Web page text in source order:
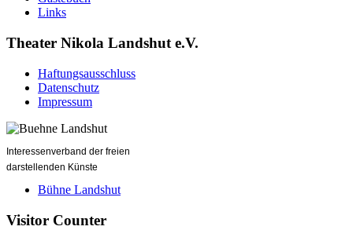
Links
Theater Nikola Landshut e.V.
Haftungsausschluss
Datenschutz
Impressum
Interessenverband der freien
darstellenden Künste
Bühne Landshut
Visitor Counter